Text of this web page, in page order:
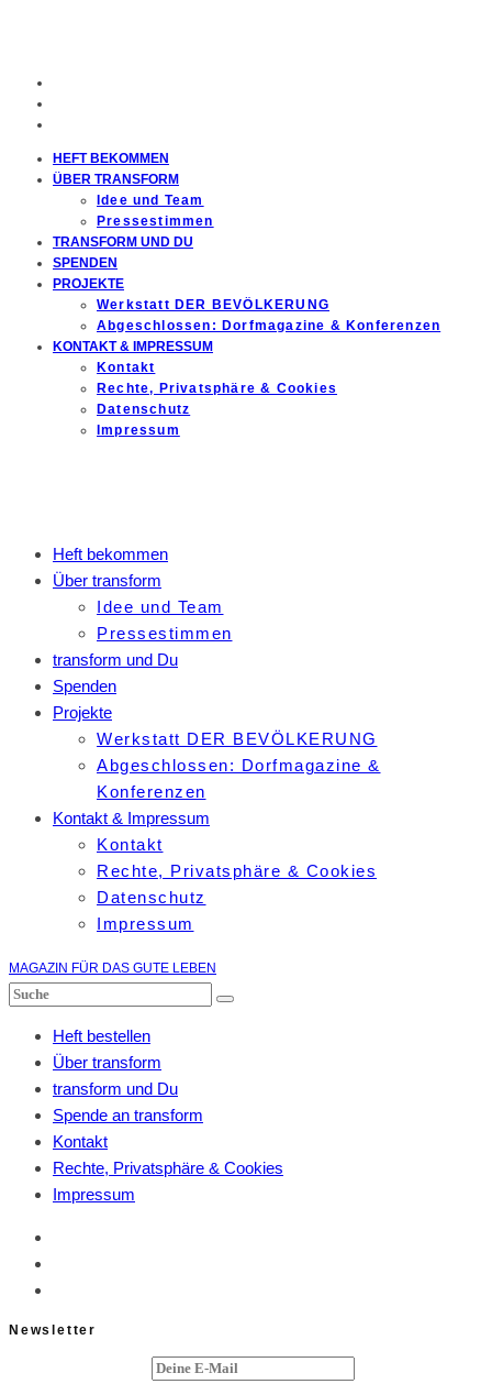
HEFT BEKOMMEN
ÜBER TRANSFORM
Idee und Team
Pressestimmen
TRANSFORM UND DU
SPENDEN
PROJEKTE
Werkstatt DER BEVÖLKERUNG
Abgeschlossen: Dorfmagazine & Konferenzen
KONTAKT & IMPRESSUM
Kontakt
Rechte, Privatsphäre & Cookies
Datenschutz
Impressum
Heft bekommen
Über transform
Idee und Team
Pressestimmen
transform und Du
Spenden
Projekte
Werkstatt DER BEVÖLKERUNG
Abgeschlossen: Dorfmagazine &
Konferenzen
Kontakt & Impressum
Kontakt
Rechte, Privatsphäre & Cookies
Datenschutz
Impressum
MAGAZIN FÜR DAS GUTE LEBEN
Heft bestellen
Über transform
transform und Du
Spende an transform
Kontakt
Rechte, Privatsphäre & Cookies
Impressum
Newsletter